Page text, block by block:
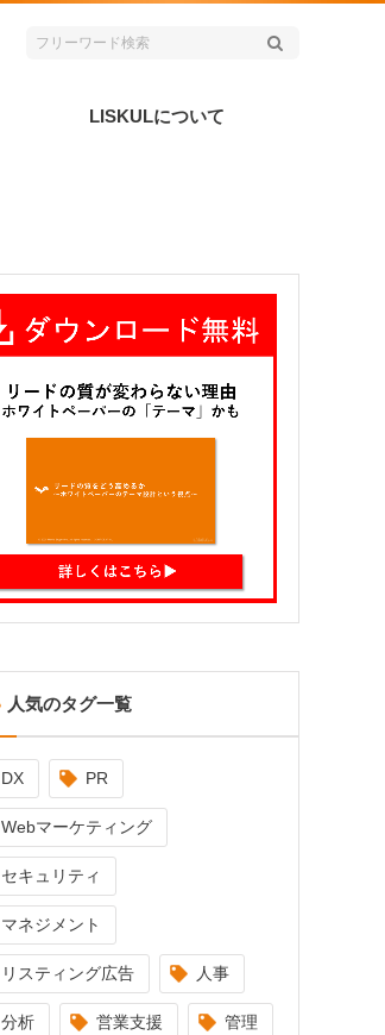
LISKULについて
人気のタグ一覧
DX PR
Webマーケティング
セキュリティ
マネジメント
リスティング広告 人事
分析 営業支援 管理